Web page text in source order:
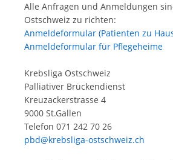
Alle Anfragen und Anmeldungen
Ostschweiz zu richten:
Anmeldeformular (Patienten zu
Anmeldeformular für Pflegeheime
Krebsliga Ostschweiz
Palliativer Brückendienst
Kreuzackerstrasse 4
9000 St.Gallen
Telefon 071 242 70 26
pbd@krebsliga-ostschweiz.ch